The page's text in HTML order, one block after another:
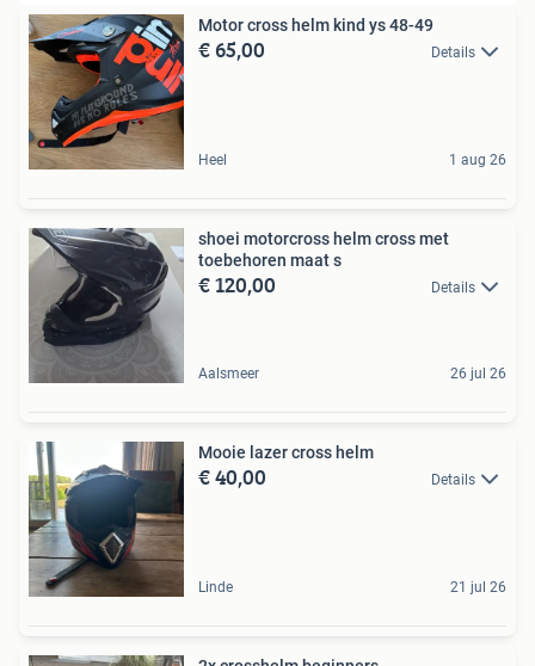
Motor cross helm kind ys 48-49
€ 65,00 Details
Heel 1 aug 26
shoei motorcross helm cross met
toebehoren maat s
€ 120,00 Details
Aalsmeer 26 jul 26
Mooie lazer cross helm
€ 40,00 Details
Linde 21 jul 26